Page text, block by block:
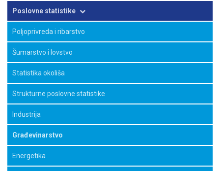
Poslovne statistike
Poljoprivreda i ribarstvo
Šumarstvo i lovstvo
Statistika okoliša
Strukturne poslovne statistike
Industrija
Građevinarstvo
Energetika